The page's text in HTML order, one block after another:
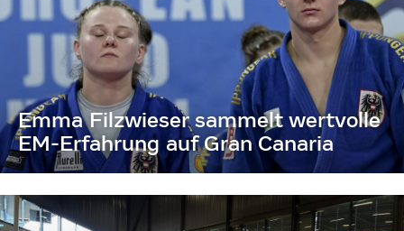
Emma Filzwieser sammelt wertvolle
EM-Erfahrung auf Gran Canaria